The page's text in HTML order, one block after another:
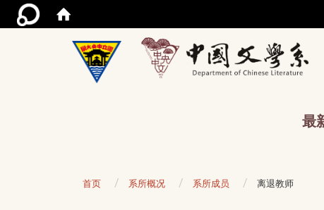
最
首页 系所概况 系所成员 离退教师